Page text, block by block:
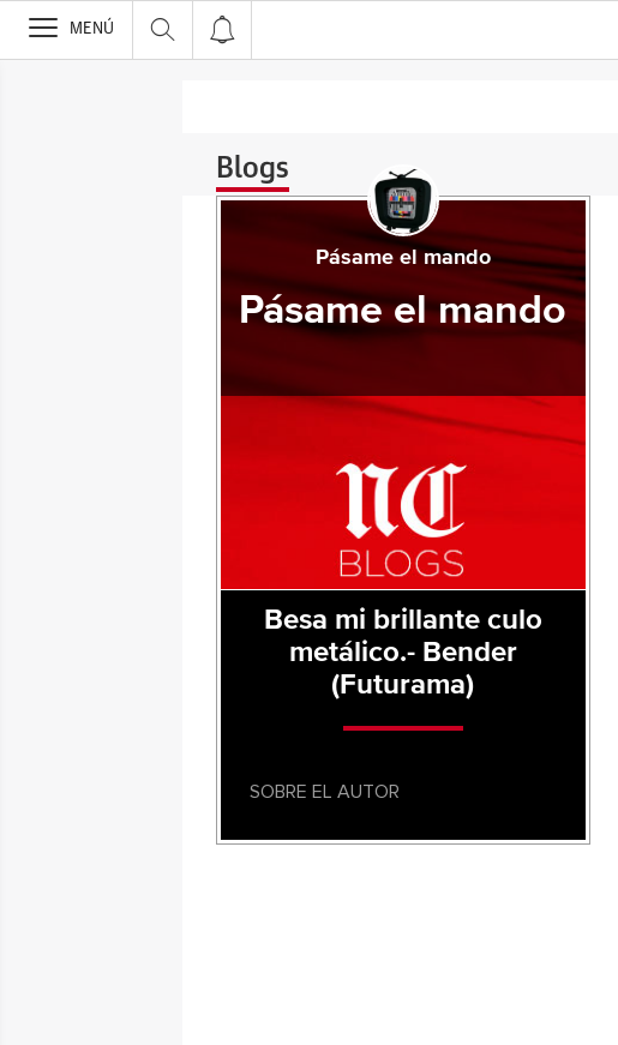
>
MENÚ
Blogs
Pásame el mando
Pásame el mando
Besa mi brillante culo
metálico.- Bender
(Futurama)
SOBRE EL AUTOR